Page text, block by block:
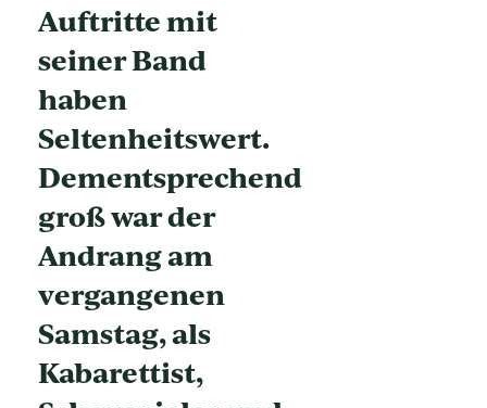
Auftritte mit
seiner Band
haben
Seltenheitswert.
Dementsprechend
groß war der
Andrang am
vergangenen
Samstag, als
Kabarettist,